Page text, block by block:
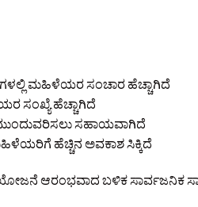
ಮಹಿಳೆಯರ ಸಂಚಾರ ಹೆಚ್ಚಾಗಿದೆ
ಸಂಖ್ಯೆ ಹೆಚ್ಚಾಗಿದೆ
ಸಹಾಯವಾಗಿದೆ
ಹೆಚ್ಚಿನ ಅವಕಾಶ ಸಿಕ್ಕಿದೆ
ಯೋಜನೆ ಆರಂಭವಾದ ಬಳಿಕ ಸಾರ್ವಜನಿಕ